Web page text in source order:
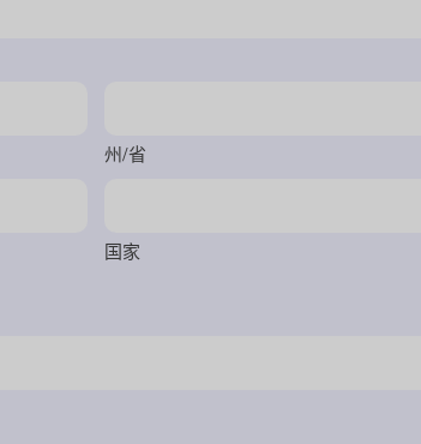
州/省
国家